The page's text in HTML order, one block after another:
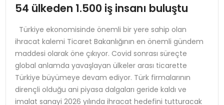
MAGAZIN
SAĞLIK
SPOR
TEKNOLOJI
54 ülkeden 1.500 iş insanı buluştu
Türkiye ekonomisinde önemli bir yere sahip olan
ihracat kalemi Ticaret Bakanlığının en önemli gündem
maddesi olarak öne çıkıyor. Covid sonrası süreçte
global anlamda yavaşlayan ülkeler arası ticarette
Türkiye büyümeye devam ediyor. Türk firmalarının
dirençli olduğu ani piyasa dalgaları geride kaldı ve
imalat sanayi 2026 yılında ihracat hedefini tutturacak